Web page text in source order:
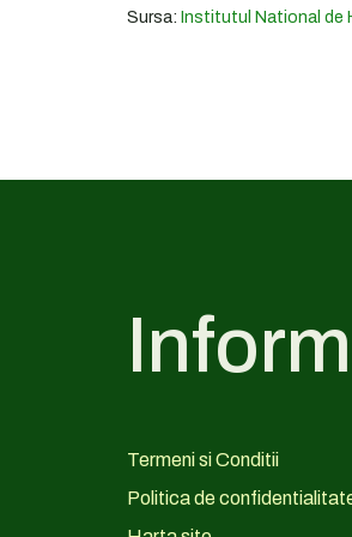
Sursa: Institutul National de
Termeni si Conditii
Politica de